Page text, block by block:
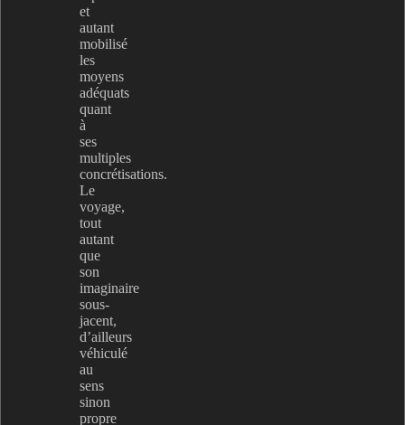
et
autant
mobilisé
les
moyens
adéquats
quant
à
ses
multiples
concrétisations.
Le
voyage,
tout
autant
que
son
imaginaire
sous-
jacent,
d’ailleurs
véhiculé
au
sens
sinon
propre